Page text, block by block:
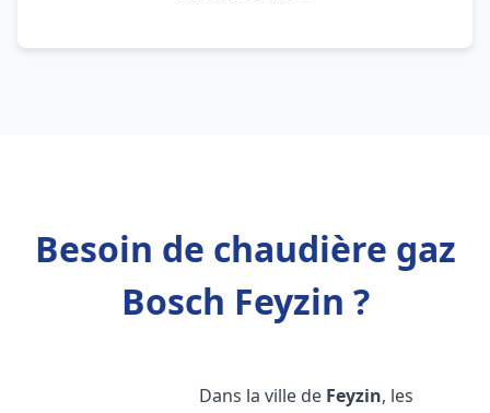
Besoin de chaudière gaz
Bosch Feyzin ?
Dans la ville de Feyzin, les